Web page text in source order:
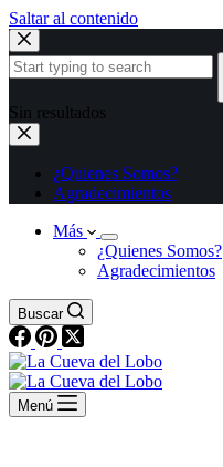
Saltar al contenido
Sin resultados
¿Quienes Somos?
Agradecimientos
Más
¿Quienes Somos?
Agradecimientos
Buscar
Menú